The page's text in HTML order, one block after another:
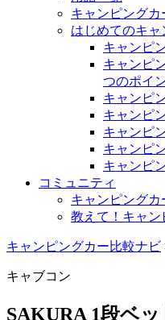
キャンピングカ
はじめてのキャ
キャンピ
キャンピ
つのポイ
キャンピ
キャンピ
キャンピ
キャンピ
キャンピ
コミュニティ
キャンピングカ
教えて！キャン
キャンピングカー比較ナビ
キャブコン
SAKURA 1段ベ